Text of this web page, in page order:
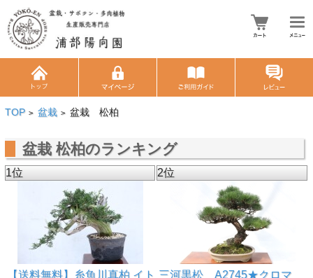
TOP > 盆栽 > 盆栽 松柏
盆栽 松柏のランキング
1位
【送料無料】糸魚川真柏 イト
2位
三河黒松 A2745★クロマ